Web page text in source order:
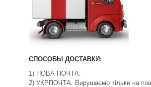
СПОСОБЫ ДОСТАВКИ:
1) НОВА ПОЧТА.
2) УКРПОЧТА. Вирушаємо тільки на